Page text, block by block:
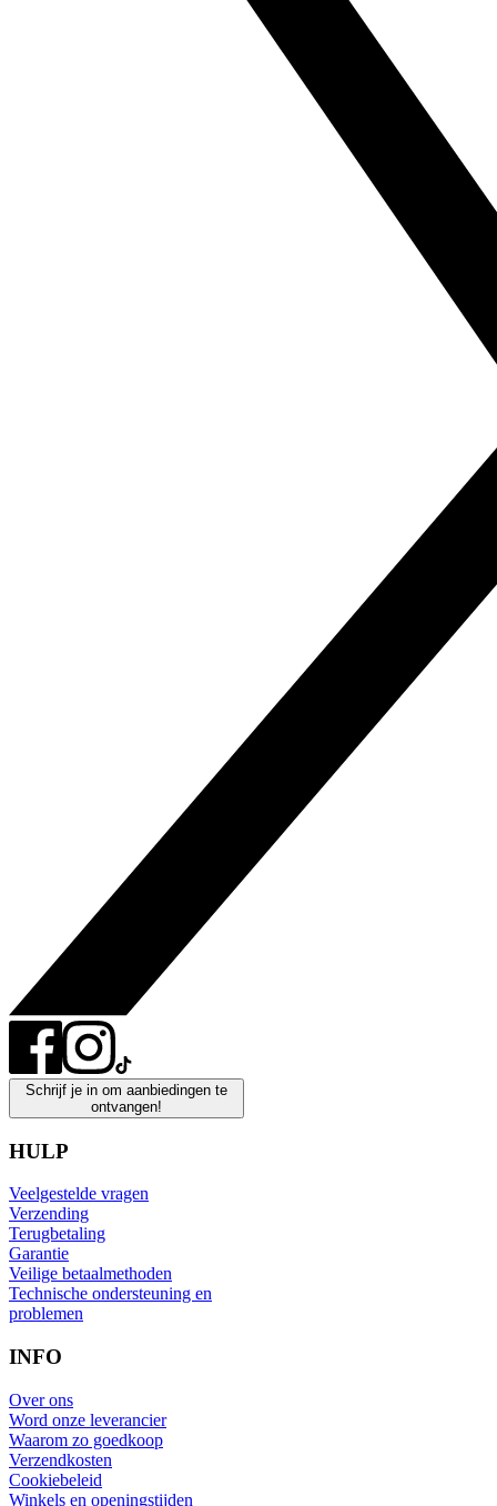
Schrijf je in om aanbiedingen te
ontvangen!
HULP
Veelgestelde vragen
Verzending
Terugbetaling
Garantie
Veilige betaalmethoden
Technische ondersteuning en
problemen
INFO
Over ons
Word onze leverancier
Waarom zo goedkoop
Verzendkosten
Cookiebeleid
Winkels en openingstijden